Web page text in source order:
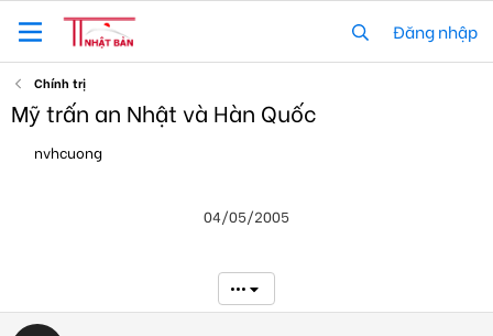
Đăng nhập
Chính trị
Mỹ trấn an Nhật và Hàn Quốc
h
r
nvhcuong
04/05/2005
•••